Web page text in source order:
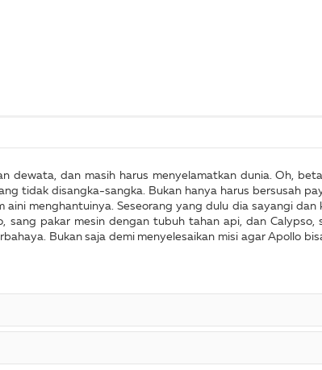
dewata, dan masih harus menyelamatkan dunia. Oh,
tidak disangka-sangka. Bukan hanya harus bersusah
aini menghantuinya. Seseorang yang dulu dia sayangi
sang pakar mesin dengan tubuh tahan api, dan
Bukan saja demi menyelesaikan misi agar Apollo